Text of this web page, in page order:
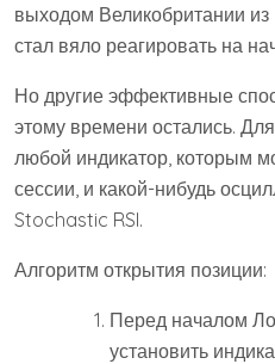
выходом Великобритании из
стал вяло реагировать на
Но другие эффективные
этому времени остались.
любой индикатор, которым
сессии, и какой-нибудь
Stochastic RSI.
Алгоритм открытия позиции:
Перед началом
установить